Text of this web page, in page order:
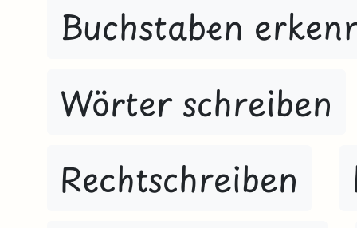
Buchstaben
Wörter schreiben
Rechtschreiben